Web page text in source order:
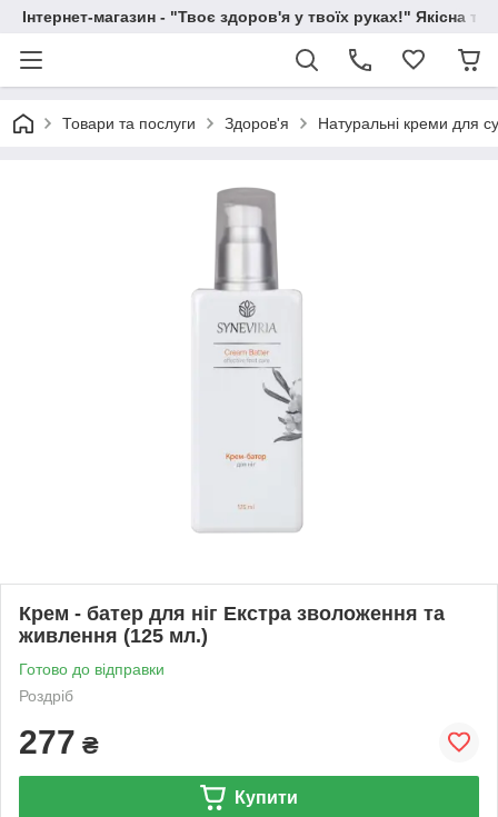
Інтернет-магазин - "Твоє здоров'я у твоїх руках!" Якісна
Товари та послуги Здоров'я Натуральні креми для
Крем - батер для ніг Екстра зволоження та
живлення (125 мл.)
Готово до відправки
Роздріб
277 ₴
Купити